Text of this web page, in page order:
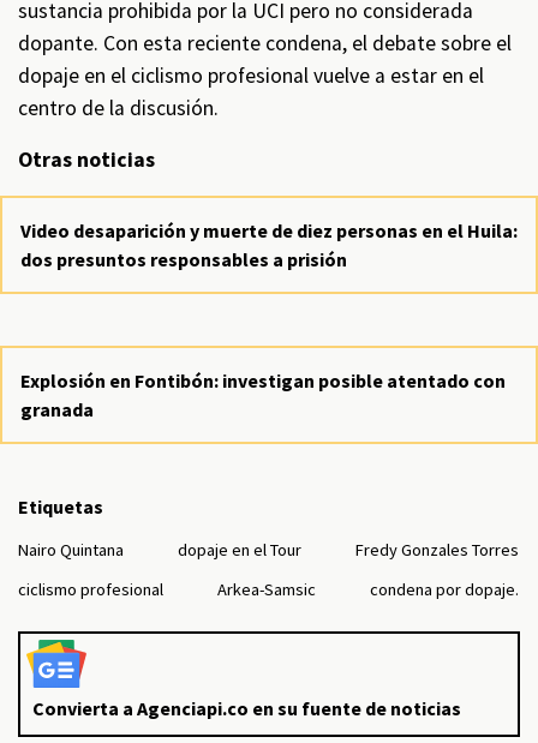
sustancia prohibida por la UCI pero no considerada
dopante. Con esta reciente condena, el debate sobre el
dopaje en el ciclismo profesional vuelve a estar en el
centro de la discusión.
Otras noticias
Video desaparición y muerte de diez personas en el Huila:
dos presuntos responsables a prisión
Explosión en Fontibón: investigan posible atentado con
granada
Etiquetas
Nairo Quintana dopaje en el Tour
Fredy Gonzales Torres
ciclismo profesional
Arkea-Samsic condena por dopaje.
Convierta a Agenciapi.co en su fuente de noticias